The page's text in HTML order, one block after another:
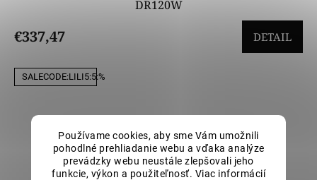
Používame cookies, aby sme Vám umožnili
pohodlné prehliadanie webu a vďaka analýze
prevádzky webu neustále zlepšovali jeho
funkcie, výkon a použiteľnosť. Viac informácií
DR120W
€337,47 DETAIL
SALECODE:LILI5:5:%